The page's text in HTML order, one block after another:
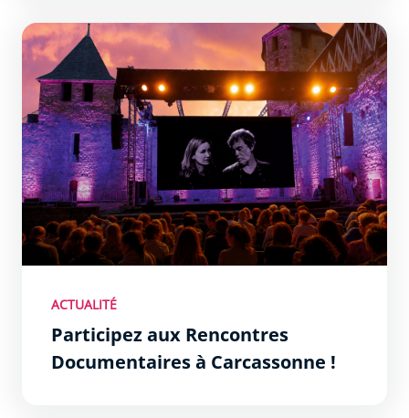
Participez aux Rencontres Documentaires à
ACTUALITÉ
Participez aux Rencontres
Documentaires à Carcassonne !